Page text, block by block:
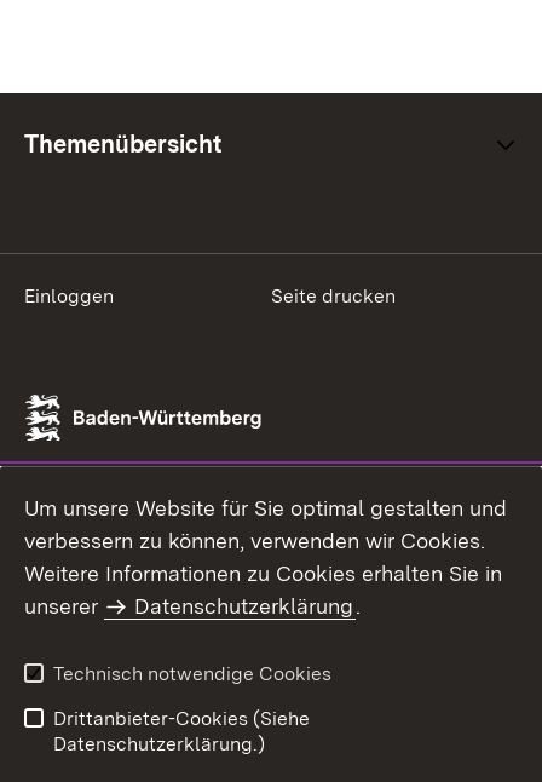
Themenübersicht
Einloggen Seite drucken
Um unsere Website für Sie optimal gestalten und
verbessern zu können, verwenden wir Cookies.
Weitere Informationen zu Cookies erhalten Sie in
unserer
Datenschutzerklärung.
Technisch notwendige Cookies
Drittanbieter-Cookies (Siehe
Datenschutzerklärung.)